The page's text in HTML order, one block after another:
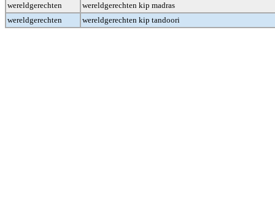
wereldgerechten
wereldgerechten kip madras
wereldgerechten
wereldgerechten kip tandoori